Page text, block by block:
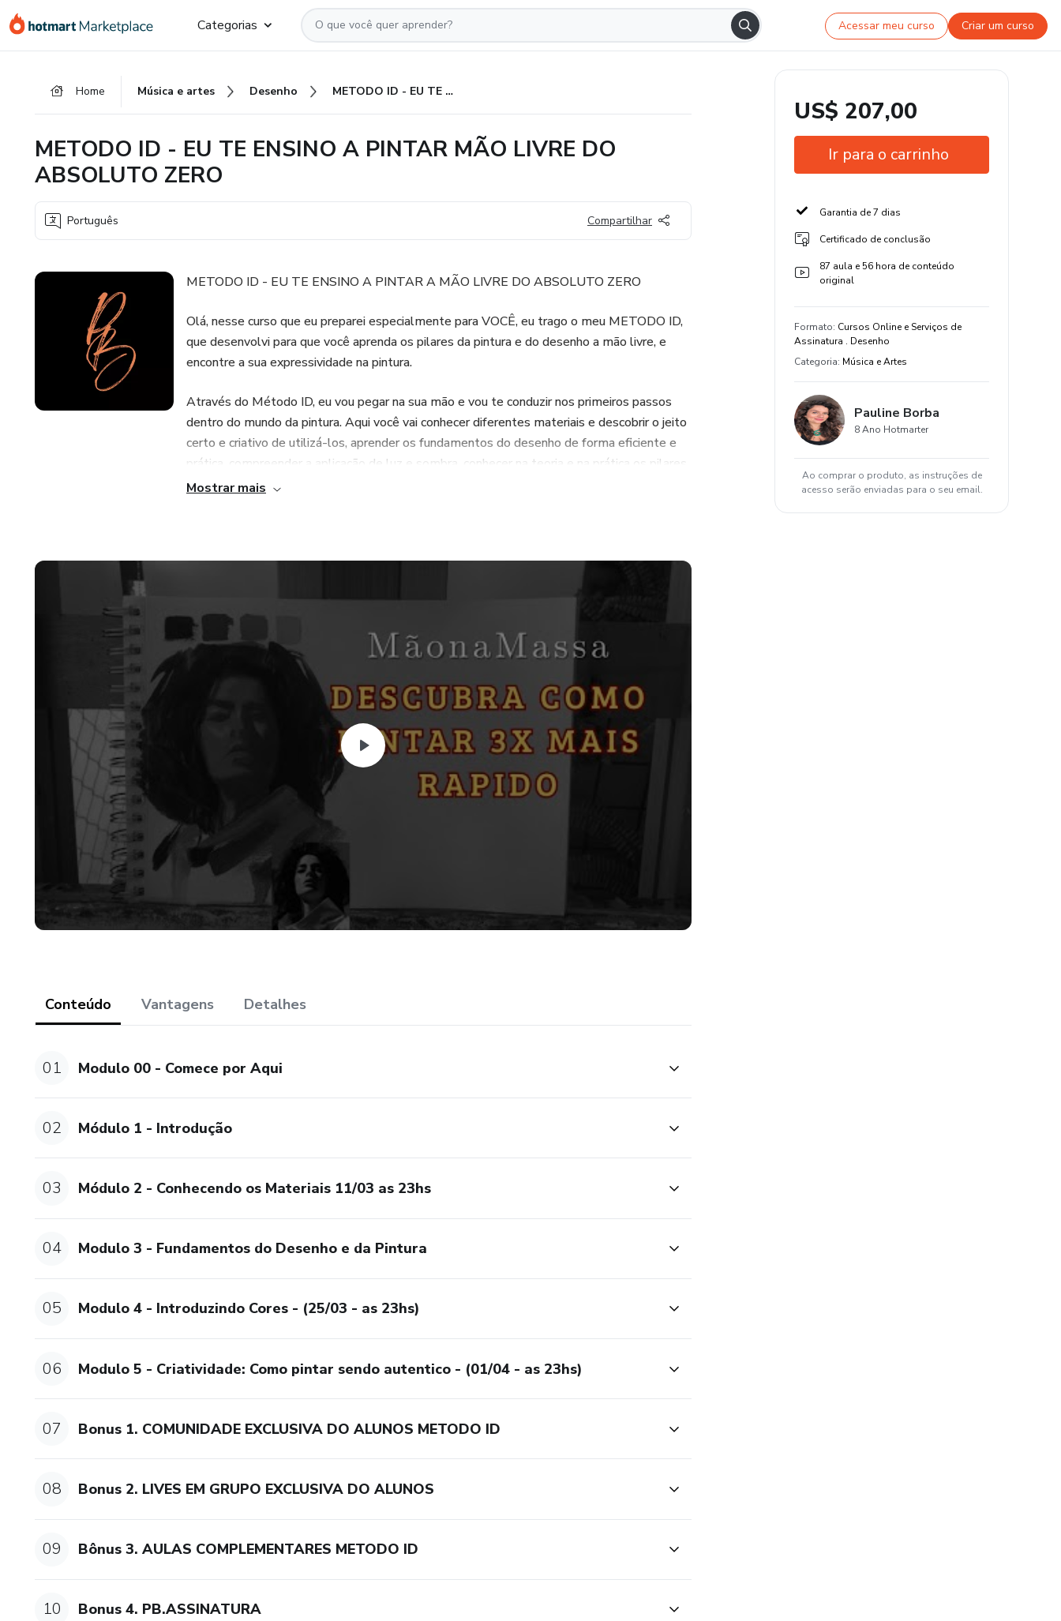
para
para
para
Categorias Acessar meu curso Criar um curso
Home Música e artes Desenho METODO ID - EU TE ENSINO A PINTAR MÃO LIVRE DO ABSOLUTO ZERO
METODO ID - EU TE ENSINO A PINTAR MÃO LIVRE DO
ABSOLUTO ZERO
Português Compartilhar
METODO ID - EU TE ENSINO A PINTAR A MÃO LIVRE DO ABSOLUTO ZERO
Olá, nesse curso que eu preparei especialmente para VOCÊ, eu trago o meu METODO ID,
que desenvolvi para que você aprenda os pilares da pintura e do desenho a mão livre, e
encontre a sua expressividade na pintura.
Através do Método ID, eu vou pegar na sua mão e vou te conduzir nos primeiros passos
dentro do mundo da pintura. Aqui você vai conhecer diferentes materiais e descobrir o jeito
certo e criativo de utilizá-los, aprender os fundamentos do desenho de forma eficiente e
prática, compreender a aplicação de luz e sombra, conhecer na teoria e na prática os pilares
da teoria das cores, descobrir e se surpreender com diferentes formas de tornar-se uma
ajuda a se expressar, controlar suas emoções, encontrar um proposito e uma paixão que
rotina. A Arte tem o poder de transformar sua vida
Mostrar mais
Conteúdo Vantagens Detalhes
01 Modulo 00 - Comece por Aqui
02 Módulo 1 - Introdução
03 Módulo 2 - Conhecendo os Materiais 11/03 as 23hs
04 Modulo 3 - Fundamentos do Desenho e da Pintura
05 Modulo 4 - Introduzindo Cores - (25/03 - as 23hs)
06 Modulo 5 - Criatividade: Como pintar sendo autentico - (01/04 - as 23hs)
07 Bonus 1. COMUNIDADE EXCLUSIVA DO ALUNOS METODO ID
08 Bonus 2. LIVES EM GRUPO EXCLUSIVA DO ALUNOS
09 Bônus 3. AULAS COMPLEMENTARES METODO ID
10 Bonus 4. PB.ASSINATURA
US$ 207,00
Ir para o carrinho
Garantia de 7 dias
Certificado de conclusão
87 aula e 56 hora de conteúdo
original
Formato: Cursos Online e Serviços de
Assinatura . Desenho
Categoria: Música e Artes
Pauline Borba
8 Ano Hotmarter
Ao comprar o produto, as instruções de
acesso serão enviadas para o seu email.